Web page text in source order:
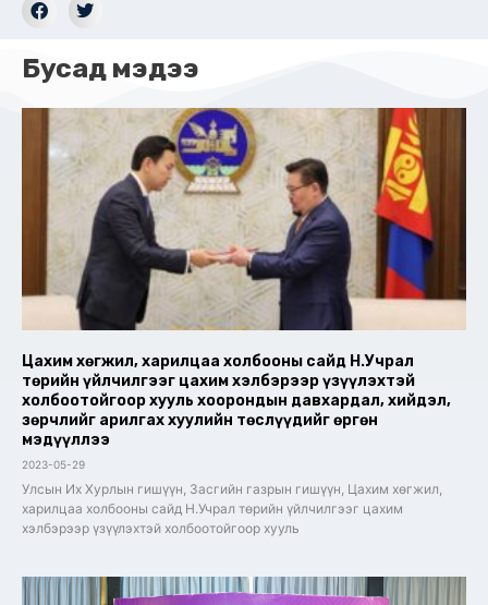
Бусад мэдээ
Цахим хөгжил, харилцаа холбооны сайд Н.Учрал
төрийн үйлчилгээг цахим хэлбэрээр үзүүлэхтэй
холбоотойгоор хууль хоорондын давхардал, хийдэл,
зөрчлийг арилгах хуулийн төслүүдийг өргөн
мэдүүллээ
2023-05-29
Улсын Их Хурлын гишүүн, Засгийн газрын гишүүн, Цахим хөгжил,
харилцаа холбооны сайд Н.Учрал төрийн үйлчилгээг цахим
хэлбэрээр үзүүлэхтэй холбоотойгоор хууль